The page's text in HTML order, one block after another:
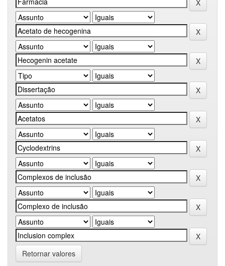
Retornar valores